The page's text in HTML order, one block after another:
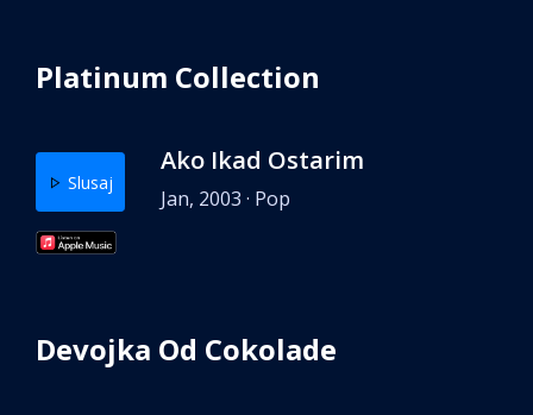
Platinum Collection
Slusaj
Ako Ikad Ostarim
Jan, 2003 · Pop
Devojka Od Cokolade